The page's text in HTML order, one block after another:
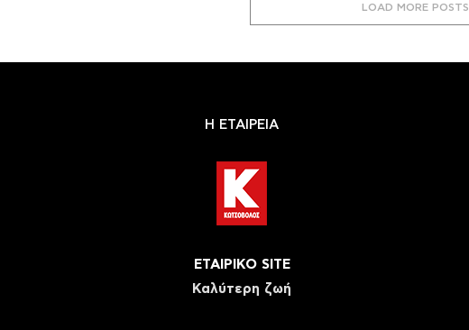
LOAD MORE POSTS
Η ΕΤΑΙΡΕΙΑ
ΕΤΑΙΡΙΚΟ SITE
Καλύτερη ζωή